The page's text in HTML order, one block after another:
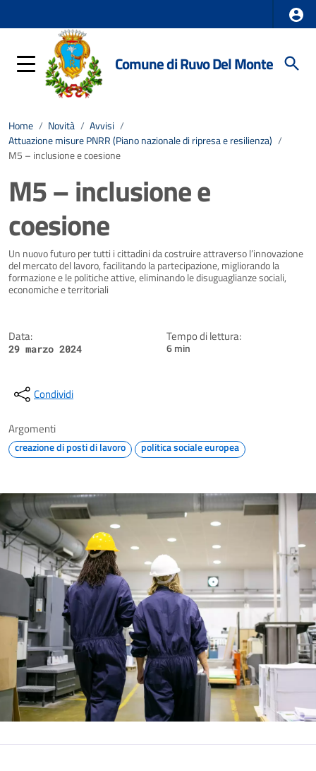
Comune di Ruvo Del Monte
Home / Novità / Avvisi /
Attuazione misure PNRR (Piano nazionale di ripresa e resilienza) /
M5 – inclusione e coesione
M5 – inclusione e
coesione
Dettagli della notizia
Un nuovo futuro per tutti i cittadini da costruire attraverso l’innovazione
del mercato del lavoro, facilitando la partecipazione, migliorando la
formazione e le politiche attive, eliminando le disuguaglianze sociali,
economiche e territoriali
Data:
29 marzo 2024
Tempo di lettura:
6 min
Condividi
Argomenti
creazione di posti di lavoro politica sociale europea